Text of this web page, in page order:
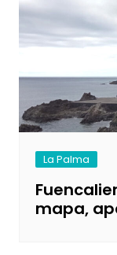
La Palma
mapa,